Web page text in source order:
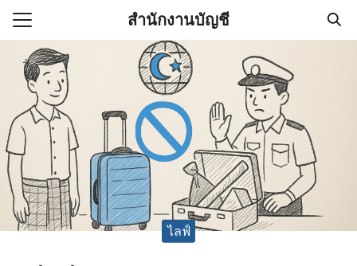
Skip
content
สำนักงานบัญชี
(ไม่มีชื่อ)
านบัญชี (Accounting
ช่วยสำคัญในการบริหาร
Search
for:
ไลฟ์